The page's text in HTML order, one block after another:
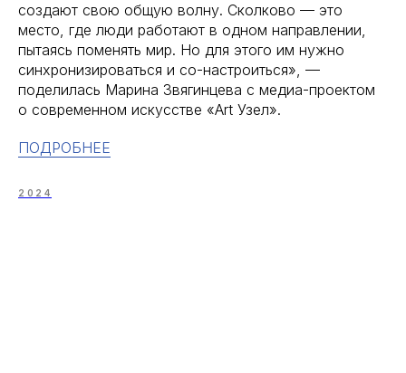
создают свою общую волну. Сколково — это
место, где люди работают в одном направлении,
пытаясь поменять мир. Но для этого им нужно
синхронизироваться и со-настроиться», —
поделилась Марина Звягинцева с медиа-проектом
о современном искусстве «Art Узел».
ПОДРОБНЕЕ
2024